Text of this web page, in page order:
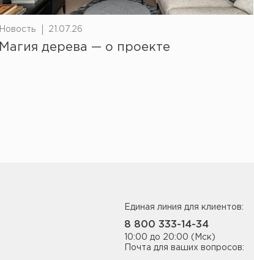
Новость 21.07.26
Магия дерева — о проекте
Единая линия для клиентов:
8 800 333-14-34
10:00 до 20:00 (Мск)
Почта для ваших вопросов: